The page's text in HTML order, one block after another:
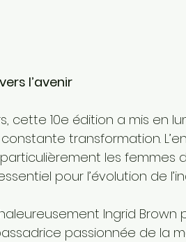
l’avenir
cette 10e édition a mis en
transformation.
les femmes
pour l’évolution de
Ingrid
passionnée de la